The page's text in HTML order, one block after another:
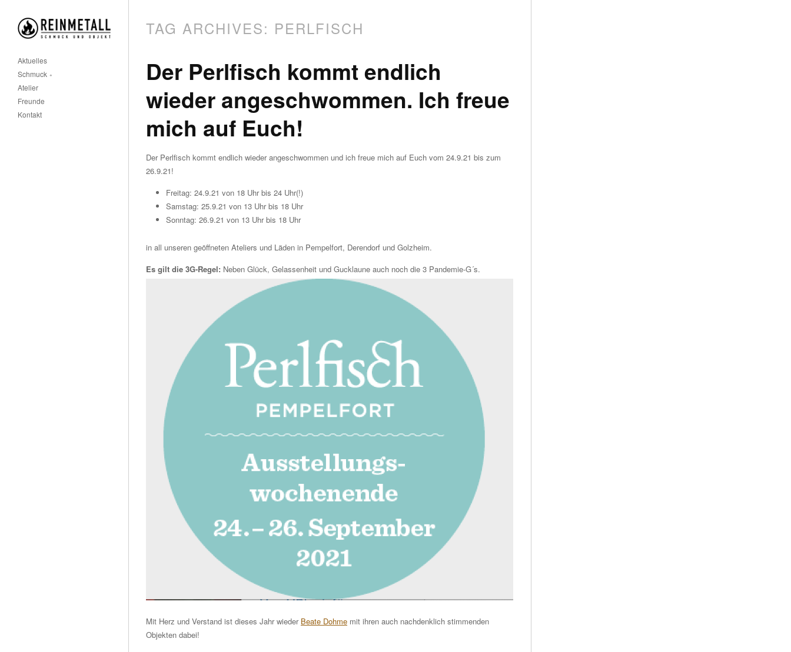
Aktuelles
Schmuck
Atelier
Freunde
Kontakt
TAG ARCHIVES: PERLFISCH
Der Perlfisch kommt endlich
wieder angeschwommen. Ich freue
mich auf Euch!
Der Perlfisch kommt endlich wieder angeschwommen und ich freue mich auf Euch vom 24.9.21 bis zum
26.9.21!
Freitag: 24.9.21 von 18 Uhr bis 24 Uhr(!)
Samstag: 25.9.21 von 13 Uhr bis 18 Uhr
Sonntag: 26.9.21 von 13 Uhr bis 18 Uhr
in all unseren geöffneten Ateliers und Läden in Pempelfort, Derendorf und Golzheim.
Es gilt die 3G-Regel: Neben Glück, Gelassenheit und Gucklaune auch noch die 3 Pandemie-G´s.
Mit Herz und Verstand ist dieses Jahr wieder Beate Dohme mit ihren auch nachdenklich stimmenden
Objekten dabei!